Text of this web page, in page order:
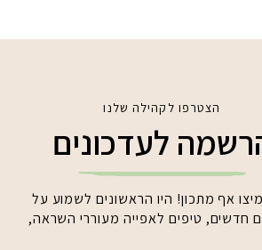
הצטרפו לקהילה שלנו
לעדכונים
אף מתכון! היו הראשונים לשמוע על
חדשים, טיפים לאפייה מעוררי השראה,